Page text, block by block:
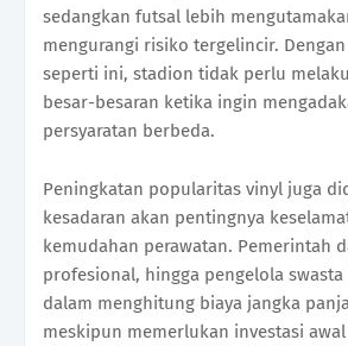
sedangkan futsal lebih
mengurangi risiko tergelincir.
seperti ini, stadion tidak perlu
besar-besaran ketika ingin
persyaratan berbeda.
Peningkatan popularitas vinyl juga
kesadaran akan pentingnya
kemudahan perawatan. Pemerintah
profesional, hingga pengelola
dalam menghitung biaya jangka
meskipun memerlukan investasi